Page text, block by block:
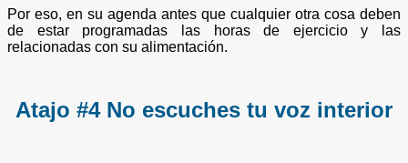
Por eso, en su agenda antes que cualquier otra cosa deben
de estar programadas las horas de ejercicio y las
relacionadas con su alimentación.
Atajo #4 No escuches tu voz interior